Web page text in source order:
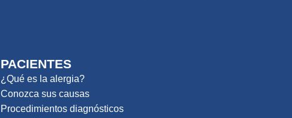
PACIENTES
¿Qué es la alergia?
Conozca sus causas
Procedimientos diagnósticos